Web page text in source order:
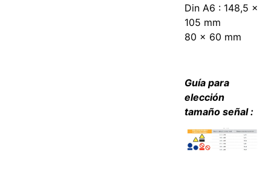
Din A6 : 148,5 x
105 mm
80 x 60 mm
Guía para
elección
tamaño señal :